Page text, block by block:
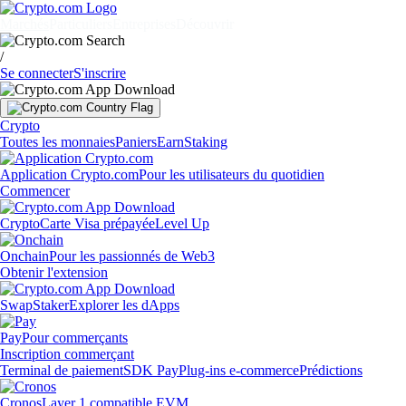
/
Se connecterS'inscrire
Crypto
Toutes les monnaiesPaniersEarnStaking
Application Crypto.comPour les utilisateurs du quotidien
Commencer
CryptoCarte Visa prépayéeLevel Up
OnchainPour les passionnés de Web3
Obtenir l'extension
SwapStakerExplorer les dApps
PayPour commerçants
Inscription commerçant
Terminal de paiementSDK PayPlug-ins e-commercePrédictions
CronosLayer 1 compatible EVM